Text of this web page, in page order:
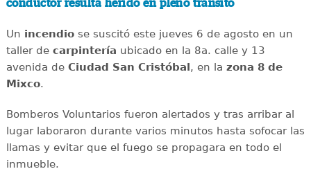
conductor resulta herido en pleno tránsito
Un incendiose suscitó este jueves 6 de agosto en un
taller de carpintería ubicado en la 8a. calle y 13
avenida de Ciudad San Cristóbal, en la zona 8 de
Mixco.
Bomberos Voluntarios fueron alertados y tras arribar al
lugar laboraron durante varios minutos hasta sofocar las
llamas y evitar que el fuego se propagara en todo el
inmueble.